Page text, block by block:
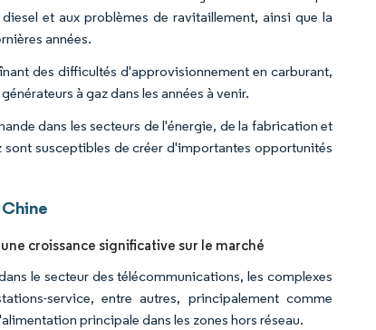
et aux problèmes de ravitaillement, ainsi que la
années.
des difficultés d'approvisionnement en carburant,
à gaz dans les années à venir.
dans les secteurs de l'énergie, de la fabrication et
susceptibles de créer d'importantes opportunités
croissance significative sur le marché
le secteur des télécommunications, les complexes
service, entre autres, principalement comme
principale dans les zones hors réseau.